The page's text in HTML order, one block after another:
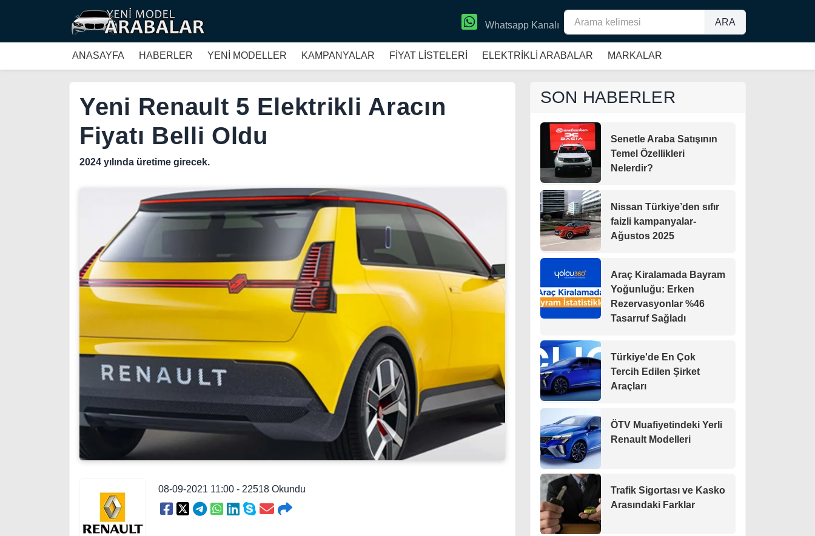
ARA
Whatsapp Kanalı
ANASAYFA HABERLER YENİ MODELLER KAMPANYALAR FİYAT LİSTELERİ ELEKTRİKLİ ARABALAR MARKALAR
Yeni Renault 5 Elektrikli Aracın
Fiyatı Belli Oldu
2024 yılında üretime girecek.
08-09-2021 11:00 - 22518 Okundu
SON HABERLER
Senetle Araba Satışının
Temel Özellikleri
Nelerdir?
Nissan Türkiye’den sıfır
faizli kampanyalar-
Ağustos 2025
Araç Kiralamada Bayram
Yoğunluğu: Erken
Rezervasyonlar %46
Tasarruf Sağladı
Türkiye'de En Çok
Tercih Edilen Şirket
Araçları
ÖTV Muafiyetindeki Yerli
Renault Modelleri
Trafik Sigortası ve Kasko
Arasındaki Farklar